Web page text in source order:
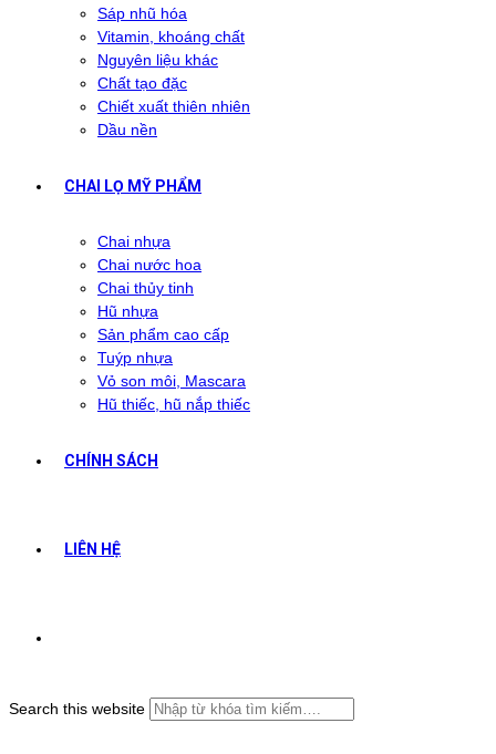
Sáp nhũ hóa
Vitamin, khoáng chất
Nguyên liệu khác
Chất tạo đặc
Chiết xuất thiên nhiên
Dầu nền
CHAI LỌ MỸ PHẨM
Chai nhựa
Chai nước hoa
Chai thủy tinh
Hũ nhựa
Sản phẩm cao cấp
Tuýp nhựa
Vỏ son môi, Mascara
Hũ thiếc, hũ nắp thiếc
CHÍNH SÁCH
LIÊN HỆ
Search this website